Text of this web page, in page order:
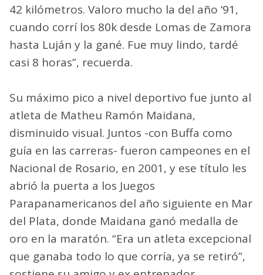
42 kilómetros. Valoro mucho la del año ‘91,
cuando corrí los 80k desde Lomas de Zamora
hasta Luján y la gané. Fue muy lindo, tardé
casi 8 horas”, recuerda.
Su máximo pico a nivel deportivo fue junto al
atleta de Matheu Ramón Maidana,
disminuido visual. Juntos -con Buffa como
guía en las carreras- fueron campeones en el
Nacional de Rosario, en 2001, y ese título les
abrió la puerta a los Juegos
Parapanamericanos del año siguiente en Mar
del Plata, donde Maidana ganó medalla de
oro en la maratón. “Era un atleta excepcional
que ganaba todo lo que corría, ya se retiró”,